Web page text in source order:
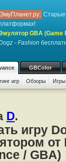
ЭмуПланет.ру: Старые
GBA (Game
- Fashion
GBColor
игр Обзоры
D.
игру
от
/ GBA)